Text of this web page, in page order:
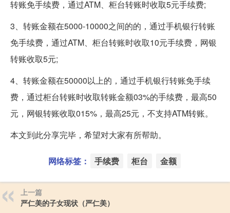
转账免手续费，通过ATM、柜台转账时收取5元手续费;
3、转账金额在5000-10000之间的的，通过手机银行转账
免手续费，通过ATM、柜台转账时收取10元手续费，网银
转账收取5元;
4、转账金额在50000以上的，通过手机银行转账免手续
费，通过柜台转账时收取转账金额03%的手续费，最高50
元，网银转账收取015%，最高25元，不支持ATM转账。
本文到此分享完毕，希望对大家有所帮助。
网络标签： 手续费 柜台 金额
上一篇
严仁美的子女现状（严仁美）